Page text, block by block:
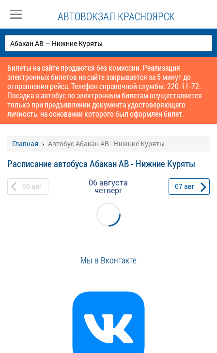
АВТОВОКЗАЛ КРАСНОЯРСК
Билеты на сайте продаются без комиссии. Реализация
электронных билетов на сайте закрывается за 5 минут до
отправления рейса. Телефон справочной службы: 220-11-72.
Посадка в автобус по электронным билетам осуществляется
только при предъявлении документа удостоверяющего
личность, на основании которого был оформлен билет.
Главная Автобус Абакан АВ - Нижние Куряты
Расписание автобуса Абакан АВ - Нижние Куряты
05 авг 06 августа
четверг 07авг
Мы в Вконтакте